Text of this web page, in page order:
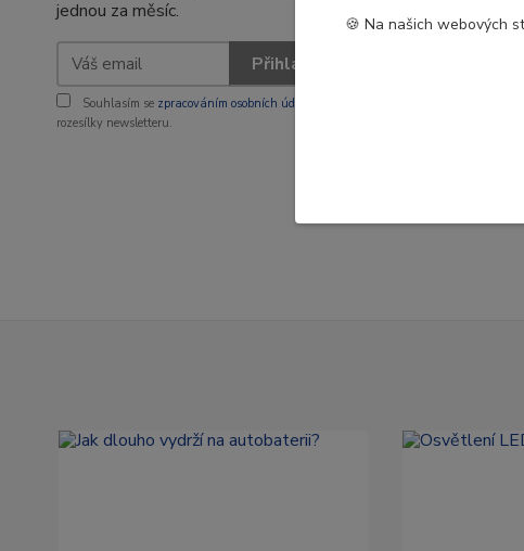
jednou za měsíc.
Přihlásit se
Souhlasím se zpracováním osobních údajů
rozesílky newsletteru.
🍪 Na našich webových